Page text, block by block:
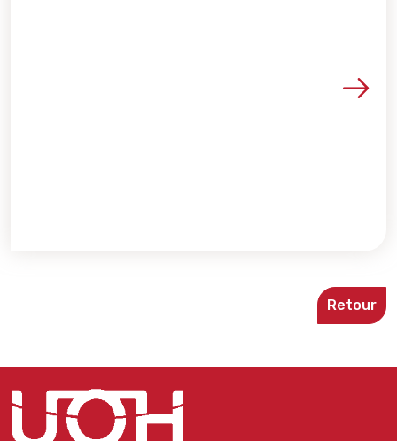
Voir les détails de la
Retour